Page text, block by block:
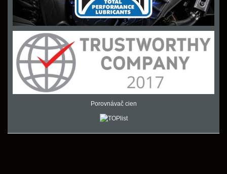
Porovnávač cien